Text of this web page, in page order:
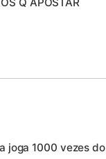
joga 1000 vezes do